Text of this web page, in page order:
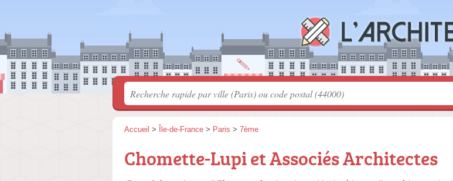
Accueil > Île-de-France > Paris > 7ème
Chomette-Lupi et Associés Architectes